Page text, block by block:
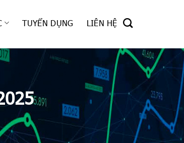
TUYỂN DỤNG LIÊN HỆ